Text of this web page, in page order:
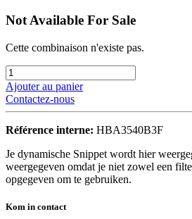
Not Available For Sale
Cette combinaison n'existe pas.
Ajouter au panier
Contactez-nous
Référence interne: HBA3540B3F
Je dynamische Snippet wordt hier
weergegeven omdat je niet zowel een
opgegeven om te gebruiken.
Kom in contact